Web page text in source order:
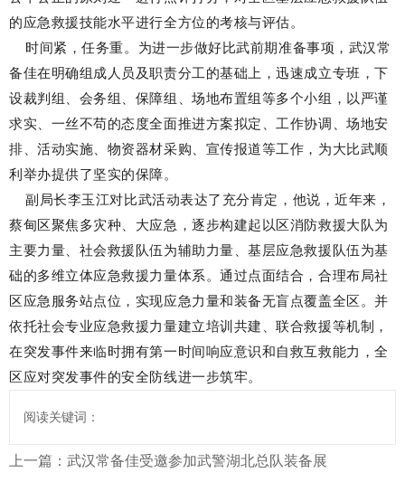
的应急救援技能水平进行全方位的考核与评估。
时间紧，任务重。为进一步做好比武前期准备事项，武汉常
备佳在明确组成人员及职责分工的基础上，迅速成立专班，下
设裁判组、会务组、保障组、场地布置组等多个小组，以严谨
求实、一丝不苟的态度全面推进方案拟定、工作协调、场地安
排、活动实施、物资器材采购、宣传报道等工作，为大比武顺
利举办提供了坚实的保障。
副局长李玉江对比武活动表达了充分肯定，他说，近年来，
蔡甸区聚焦多灾种、大应急，逐步构建起以区消防救援大队为
主要力量、社会救援队伍为辅助力量、基层应急救援队伍为基
础的多维立体应急救援力量体系。通过点面结合，合理布局社
区应急服务站点位，实现应急力量和装备无盲点覆盖全区。并
依托社会专业应急救援力量建立培训共建、联合救援等机制，
在突发事件来临时拥有第一时间响应意识和自救互救能力，全
区应对突发事件的安全防线进一步筑牢。
阅读关键词：
上一篇： 武汉常备佳受邀参加武警湖北总队装备展